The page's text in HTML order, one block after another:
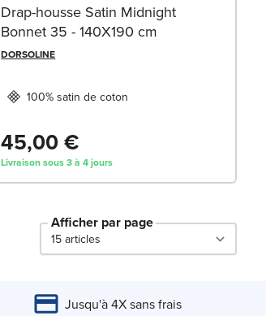
Drap-housse Satin Midnight
Bonnet 35 - 140X190 cm
DORSOLINE
100% satin de coton
45,00 €
Livraison sous 3 à 4 jours
Afficher par page
Jusqu'à 4X sans frais